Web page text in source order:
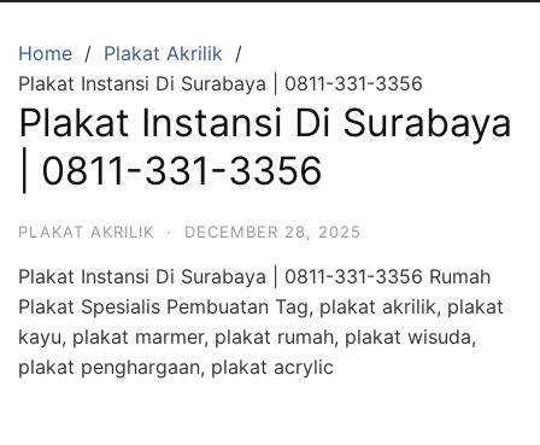
Home
Plakat Akrilik
Plakat Instansi Di Surabaya | 0811-331-3356
Plakat Instansi Di Surabaya
| 0811-331-3356
PLAKAT AKRILIK · DECEMBER 28, 2025
Plakat Instansi Di Surabaya | 0811-331-3356 Rumah
Plakat Spesialis Pembuatan Tag, plakat akrilik, plakat
kayu, plakat marmer, plakat rumah, plakat wisuda,
plakat penghargaan, plakat acrylic